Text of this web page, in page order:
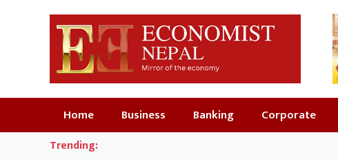
Home Business Banking Corporate
Trending: